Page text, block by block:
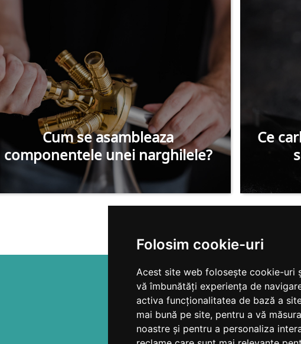
Folosim cookie-uri
Acest site web folosește cookie-uri
vă îmbunătăți experiența de
activa funcționalitatea de bază a
mai bună pe site, pentru a vă
noastre și pentru a personaliza
Cum se asambleaza
componentele unei narghilele?
Ce